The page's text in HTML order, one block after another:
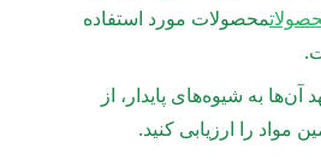
محصولات مورد استفاده
آن‌ها به شیوه‌های پایدار، از
مواد را ارزیابی کنید.